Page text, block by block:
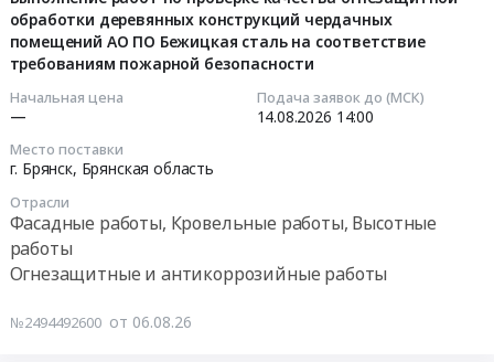
обработки деревянных конструкций чердачных
помещений АО ПО Бежицкая сталь на соответствие
требованиям пожарной безопасности
Начальная цена
—
Подача заявок до (МСК)
14.08.2026 14:00
Место поставки
г. Брянск, Брянская область
Отрасли
Фасадные работы, Кровельные работы, Высотные
работы
Огнезащитные и антикоррозийные работы
№2494492600 от 06.08.26